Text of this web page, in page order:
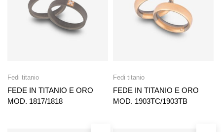
Fedi titanio
FEDE IN TITANIO E ORO
MOD. 1817/1818
Fedi titanio
FEDE IN TITANIO E ORO
MOD. 1903TC/1903TB